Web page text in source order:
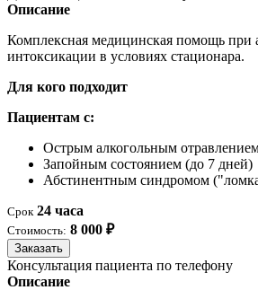
Описание
Комплексная медицинская помощь при
интоксикации в условиях стационара.
Для кого подходит
Пациентам с:
Острым алкогольным
Запойным состоянием (до 7 дней)
Абстинентным синдромом
Срок 24 часа
Стоимость: 8 000 ₽
Заказать
Консультация пациента по телефону
Описание